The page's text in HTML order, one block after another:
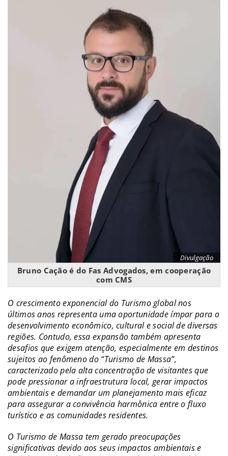
Divulgação
Bruno Cação é do Fas Advogados, em cooperação
com CMS
O crescimento exponencial do Turismo global nos
últimos anos representa uma oportunidade ímpar para o
desenvolvimento econômico, cultural e social de diversas
regiões. Contudo, essa expansão também apresenta
desafios que exigem atenção, especialmente em destinos
sujeitos ao fenômeno do “Turismo de Massa”,
caracterizado pela alta concentração de visitantes que
pode pressionar a infraestrutura local, gerar impactos
ambientais e demandar um planejamento mais eficaz
para assegurar a convivência harmônica entre o fluxo
turístico e as comunidades residentes.
O Turismo de Massa tem gerado preocupações
significativas devido aos seus impactos ambientais e